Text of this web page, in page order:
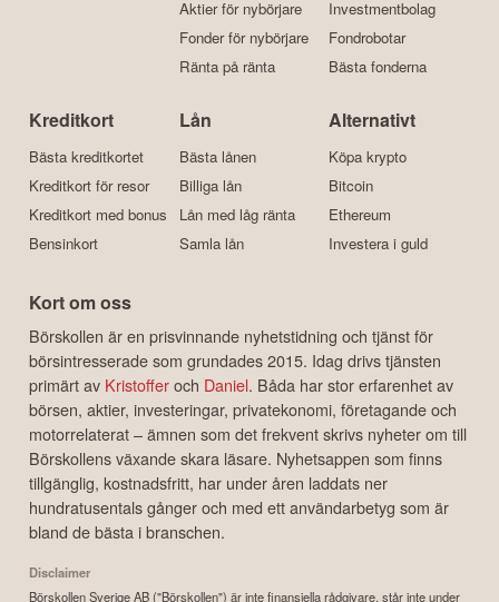
Aktier för nybörjare
Fonder för nybörjare
Ränta på ränta
Investmentbolag
Fondrobotar
Bästa fonderna
Kreditkort
Bästa kreditkortet
Kreditkort för resor
Kreditkort med bonus
Bensinkort
Lån
Bästa lånen
Billiga lån
Lån med låg ränta
Samla lån
Alternativt
Köpa krypto
Bitcoin
Ethereum
Investera i guld
Kort om oss
Börskollen är en prisvinnande nyhetstidning och tjänst för
börsintresserade som grundades 2015. Idag drivs tjänsten
primärt av Kristofferoch Daniel. Båda har stor erfarenhet av
börsen, aktier, investeringar, privatekonomi, företagande och
motorrelaterat – ämnen som det frekvent skrivs nyheter om till
Börskollens växande skara läsare. Nyhetsappen som finns
tillgänglig, kostnadsfritt, har under åren laddats ner
hundratusentals gånger och med ett användarbetyg som är
bland de bästa i branschen.
Disclaimer
Börskollen Sverige AB ("Börskollen") är inte finansiella rådgivare, står inte under